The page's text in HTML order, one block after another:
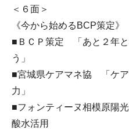
＜６面＞
《今から始めるBCP策定》
■ＢＣＰ策定 「あと２年と
う」
■宮城県ケアマネ協 「ケ
力」
■フォンティーヌ相模原陽
酸水活用